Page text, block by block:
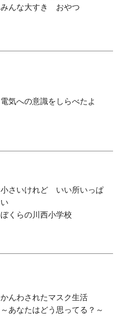
みんな大すき おやつ
電気への意識をしらべたよ
小さいけれど いい所いっぱ
い
ぼくらの川西小学校
かんわされたマスク生活
～あなたはどう思ってる？～